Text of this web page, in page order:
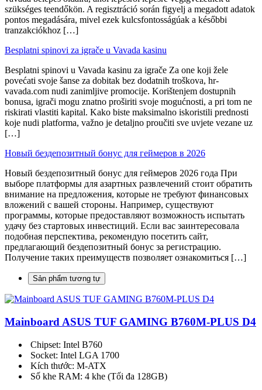
szükséges teendőkön. A regisztráció során figyelj a megadott adatok
pontos megadására, mivel ezek kulcsfontosságúak a későbbi
tranzakciókhoz […]
Besplatni spinovi za igrače u Vavada kasinu
Besplatni spinovi u Vavada kasinu za igrače Za one koji žele
povećati svoje šanse za dobitak bez dodatnih troškova, hr-
vavada.com nudi zanimljive promocije. Korištenjem dostupnih
bonusa, igrači mogu znatno proširiti svoje mogućnosti, a pri tom ne
riskirati vlastiti kapital. Kako biste maksimalno iskoristili prednosti
koje nudi platforma, važno je detaljno proučiti sve uvjete vezane uz
[…]
Новый бездепозитный бонус для геймеров в 2026
Новый бездепозитный бонус для геймеров 2026 года При
выборе платформы для азартных развлечений стоит обратить
внимание на предложения, которые не требуют финансовых
вложений с вашей стороны. Например, существуют
программы, которые предоставляют возможность испытать
удачу без стартовых инвестиций. Если вас заинтересовала
подобная перспектива, рекомендую посетить сайт,
предлагающий бездепозитный бонус за регистрацию.
Получение таких преимуществ позволяет ознакомиться […]
Sản phẩm tương tự
Mainboard ASUS TUF GAMING B760M-PLUS D4
Chipset: Intel B760
Socket: Intel LGA 1700
Kích thước: M-ATX
Số khe RAM: 4 khe (Tối đa 128GB)